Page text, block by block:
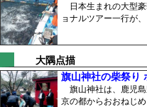
日本生まれの大型豪
ョナルツアー一行が、
大隅点描
旗山神社の柴祭り
旗山神社は、鹿児島
京の都からおおねじめ